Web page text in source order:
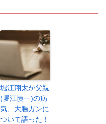
堀江翔太が父親
(堀江慎一)の病
気、大腸ガンに
ついて語った！